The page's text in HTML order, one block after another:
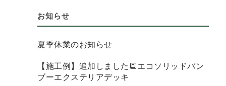
お知らせ
夏季休業のお知らせ
【施工例】追加しました🔳エコソリッドバン
ブーエクステリアデッキ